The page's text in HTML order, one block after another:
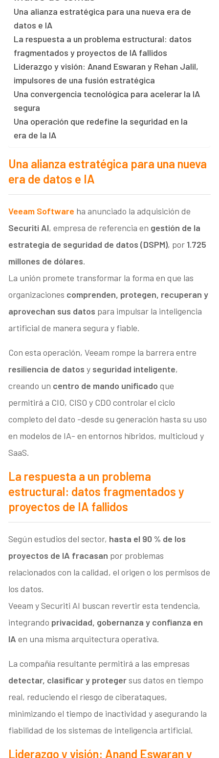
Una alianza estratégica para una nueva era de
datos e IA
La respuesta a un problema estructural: datos
fragmentados y proyectos de IA fallidos
Liderazgo y visión: Anand Eswaran y Rehan Jalil,
impulsores de una fusión estratégica
Una convergencia tecnológica para acelerar la IA
segura
Una operación que redefine la seguridad en la
era de la IA
Una alianza estratégica para una nueva
era de datos e IA
Veeam Software ha anunciado la adquisición de
Securiti AI, empresa de referencia en gestión de la
estrategia de seguridad de datos (DSPM), por1.725
millones de dólares.
La unión promete transformar la forma en que las
organizaciones comprenden, protegen, recuperan y
aprovechan sus datos para impulsar la inteligencia
artificial de manera segura y fiable.
Con esta operación, Veeam rompe la barrera entre
resiliencia de datos y seguridad inteligente,
creando un centro de mando unificado que
permitirá a CIO, CISO y CDO controlar el ciclo
completo del dato -desde su generación hasta su uso
en modelos de IA- en entornos híbridos, multicloud y
SaaS.
La respuesta a un problema
estructural: datos fragmentados y
proyectos de IA fallidos
Según estudios del sector, hasta el 90 % de los
proyectos de IA fracasan por problemas
relacionados con la calidad, el origen o los permisos de
los datos.
Veeam y Securiti AI buscan revertir esta tendencia,
integrando privacidad, gobernanza y confianza en
IA en una misma arquitectura operativa.
La compañía resultante permitirá a las empresas
detectar, clasificar y protegersus datos en tiempo
real, reduciendo el riesgo de ciberataques,
minimizando el tiempo de inactividad y asegurando la
fiabilidad de los sistemas de inteligencia artificial.
Liderazgo y visión: Anand Eswaran y